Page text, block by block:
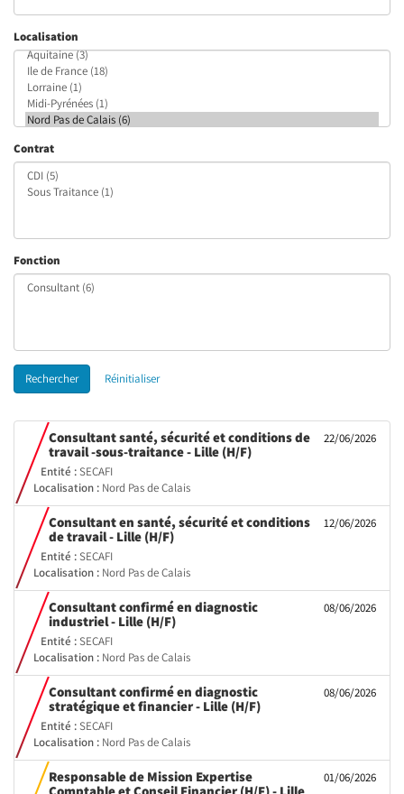
Localisation
Contrat
Fonction
Rechercher Réinitialiser
22/06/2026
Consultant santé, sécurité et conditions de
travail -sous-traitance - Lille (H/F)(Nouvelle
Entité :SECAFI
Localisation : Nord Pas de Calais
12/06/2026
Consultant en santé, sécurité et conditions
de travail - Lille (H/F)(Nouvelle
Entité :SECAFI
Localisation : Nord Pas de Calais
08/06/2026
Consultant confirmé en diagnostic
industriel - Lille (H/F)(Nouvelle
Entité :SECAFI
Localisation : Nord Pas de Calais
08/06/2026
Consultant confirmé en diagnostic
stratégique et financier - Lille (H/F)(Nouvelle
Entité :SECAFI
Localisation : Nord Pas de Calais
01/06/2026
Responsable de Mission Expertise
(Nouvelle